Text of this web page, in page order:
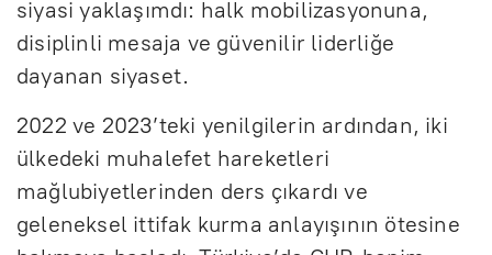
siyasi yaklaşımdı: halk mobilizasyonuna,
disiplinli mesaja ve güvenilir liderliğe
dayanan siyaset.
2022 ve 2023’teki yenilgilerin ardından, iki
ülkedeki muhalefet hareketleri
mağlubiyetlerinden ders çıkardı ve
geleneksel ittifak kurma anlayışının ötesine